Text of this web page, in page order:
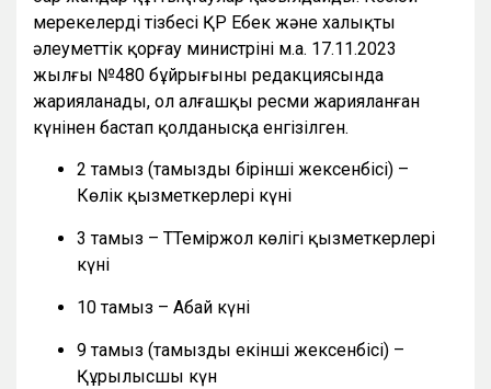
мерекелердің тізбесі ҚР Еңбек және халықты
әлеуметтік қорғау министрінің м.а. 17.11.2023
жылғы №480 бұйрығының редакциясында
жарияланады, ол алғашқы ресми жарияланған
күнінен бастап қолданысқа енгізілген.
2 тамыз (тамыздың бірінші жексенбісі) –
Көлік қызметкерлері күні
3 тамыз – ТТеміржол көлігі қызметкерлері
күні
10 тамыз – Абай күні
9 тамыз (тамыздың екінші жексенбісі) –
Құрылысшы күн